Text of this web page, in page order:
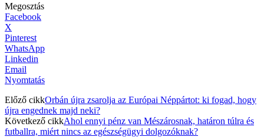
Megosztás
Facebook
X
Pinterest
WhatsApp
Linkedin
Email
Nyomtatás
Előző cikkOrbán újra zsarolja az Európai Néppártot: ki fogad, hogy
újra engednek majd neki?
Következő cikkAhol ennyi pénz van Mészárosnak, határon túlra és
futballra, miért nincs az egészségügyi dolgozóknak?